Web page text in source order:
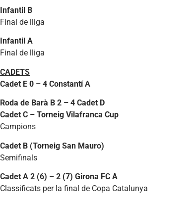
Infantil B
Final de lliga
Infantil A
Final de lliga
CADETS
Cadet E 0 – 4 Constantí A
Roda de Barà B 2 – 4 Cadet D
Cadet C – Torneig Vilafranca Cup
Campions
Cadet B (Torneig San Mauro)
Semifinals
Cadet A 2 (6) – 2 (7) Girona FC A
Classificats per la final de Copa Catalunya